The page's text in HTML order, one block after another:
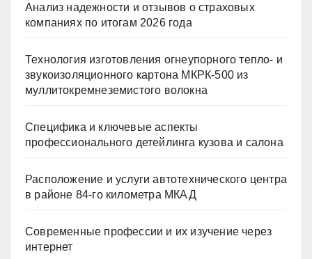
Анализ надежности и отзывов о страховых
компаниях по итогам 2026 года
Технология изготовления огнеупорного тепло- и
звукоизоляционного картона МКРК-500 из
муллитокремнеземистого волокна
Специфика и ключевые аспекты
профессионального детейлинга кузова и салона
Расположение и услуги автотехнического центра
в районе 84-го километра МКАД
Современные профессии и их изучение через
интернет